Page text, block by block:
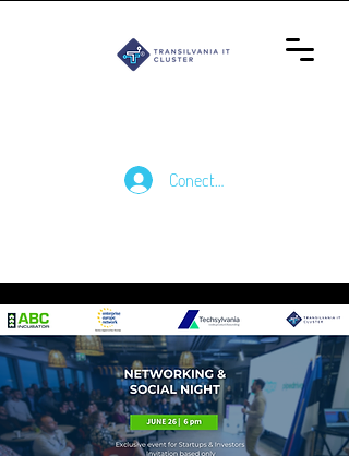
Conectează-te